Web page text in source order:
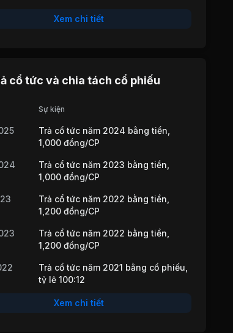
Xem chi tiết
cổ tức và chia tách cổ phiếu
Sự kiện
Trả cổ tức năm 2024 bằng tiền,
1,000 đồng/CP
Trả cổ tức năm 2023 bằng tiền,
1,000 đồng/CP
Trả cổ tức năm 2022 bằng tiền,
1,200 đồng/CP
Trả cổ tức năm 2022 bằng tiền,
1,200 đồng/CP
Trả cổ tức năm 2021 bằng cổ phiếu,
tỷ lệ 100:12
Cổ tức bằng Cổ phiếu, tỷ lệ 100:12
Xem chi tiết